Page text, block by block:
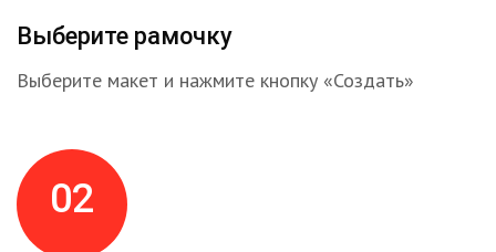
Выберите рамочку
Выберите макет и нажмите кнопку «Создать»
02